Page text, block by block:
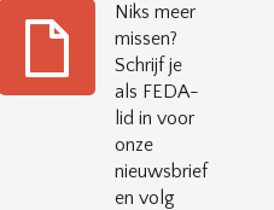
Niks meer
missen?
Schrijf je
als FEDA-
lid in voor
onze
nieuwsbrief
en volg